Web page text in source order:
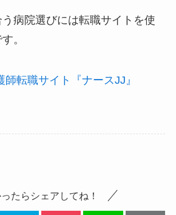
病院選びには転職サイトを使
。
転職サイト『ナースJJ』
たらシェアしてね！